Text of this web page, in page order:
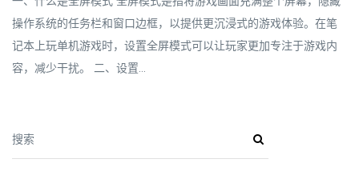
操作系统的任务栏和窗口边框，以提供更沉浸式的游戏体验。在笔
记本上玩单机游戏时，设置全屏模式可以让玩家更加专注于游戏内
容，减少干扰。 二、设置...
搜索